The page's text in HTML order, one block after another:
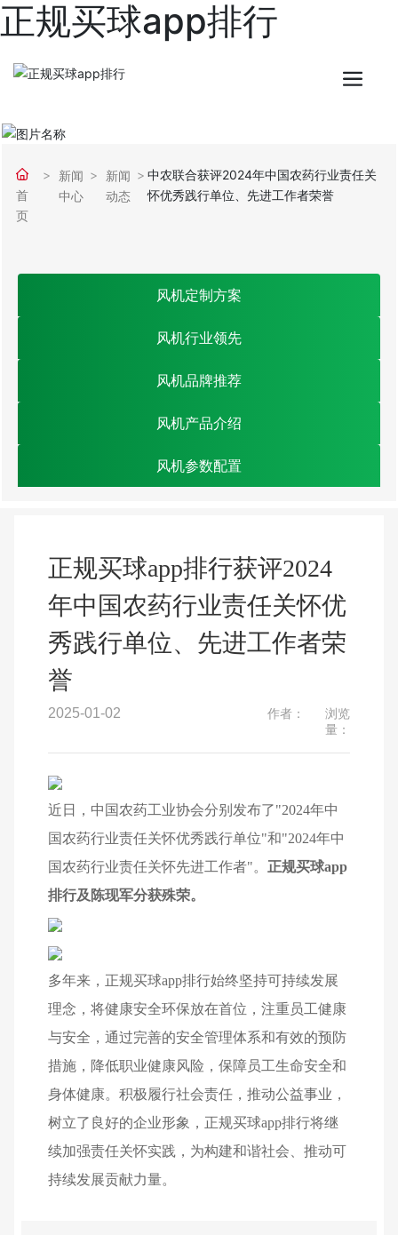
正规买球app排行
首
页
新闻
中心
新闻
动态
中农联合获评2024年中国农药行业责任关
怀优秀践行单位、先进工作者荣誉
风机定制方案
风机行业领先
风机品牌推荐
风机产品介绍
风机参数配置
正规买球app排行获评2024
年中国农药行业责任关怀优
秀践行单位、先进工作者荣
誉
2025-01-02 作者：
浏览
量：
近日，中国农药工业协会分别发布了"2024年中
国农药行业责任关怀优秀践行单位"和"2024年中
国农药行业责任关怀先进工作者"。 正规买球app
排行及陈现军分获殊荣。
多年来，正规买球app排行始终坚持可持续发展
理念，将健康安全环保放在首位，注重员工健康
与安全，通过完善的安全管理体系和有效的预防
措施，降低职业健康风险，保障员工生命安全和
身体健康。积极履行社会责任，推动公益事业，
树立了良好的企业形象，正规买球app排行将继
续加强责任关怀实践，为构建和谐社会、推动可
持续发展贡献力量。